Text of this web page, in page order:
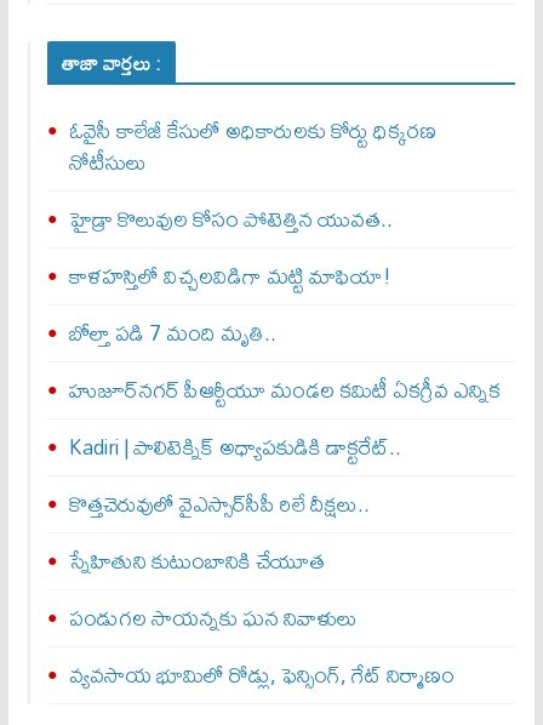
తాజా వార్తలు :
ఓవైసీ కాలేజీ కేసులో అధికారులకు కోర్టు ధిక్కరణ
నోటీసులు
హైడ్రా కొలువుల కోసం పోటెత్తిన యువత..
​కాళహస్తిలో విచ్చలవిడిగా మట్టి మాఫియా!
బోల్తా పడి 7 మంది మృతి..
హుజూర్‌నగర్ పీఆర్టీయూ మండల కమిటీ ఏకగ్రీవ ఎన్నిక
Kadiri | పాలిటెక్నిక్ అధ్యాపకుడికి డాక్టరేట్..
కొత్తచెరువులో వైఎస్సార్‌సీపీ రిలే దీక్షలు..
స్నేహితుని కుటుంబానికి చేయూత‌
పండుగల సాయన్నకు ఘన నివాళులు
వ్యవసాయ భూమిలో రోడ్లు, ఫెన్సింగ్‌, గేట్‌ నిర్మాణం